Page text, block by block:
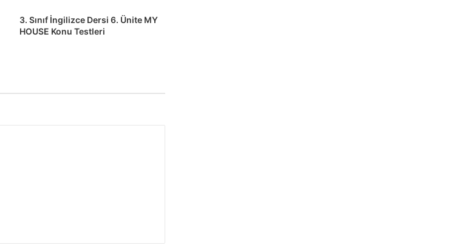
3. Sınıf İngilizce Dersi 6. Ünite MY
HOUSE Konu Testleri